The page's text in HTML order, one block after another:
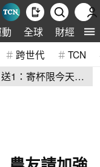
全球 財經
跨世代 TCN
送1：寄杯限今天